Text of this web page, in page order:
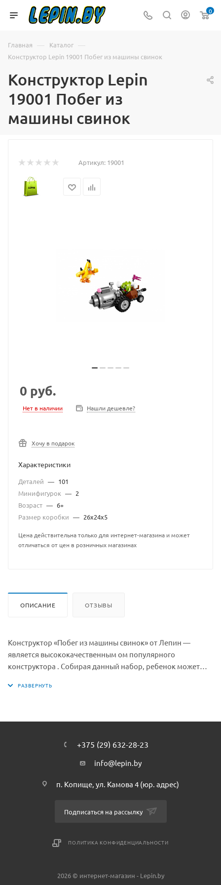
0
Главная — Каталог —
Конструктор Lepin 19001 Побег из машины свинок
Конструктор Lepin
19001 Побег из
машины свинок
Артикул: 19001
0 руб.
Нет в наличии Нашли дешевле?
Хочу в подарок
Характеристики
Деталей — 101
Минифигурок — 2
Возраст — 6+
Размер коробки — 26x24x5
Цена действительна только для интернет-магазина и может
отличаться от цен в розничных магазинах
ОПИСАНИЕ ОТЗЫВЫ
Конструктор «Побег из машины свинок» от Лепин —
является высококачественным ом популярного
конструктора . Собирая данный набор, ребенок может
погрузиться в мир серии Angry Birds. Создайте свою
+375 (29) 632-28-23
info@lepin.by
п. Копище, ул. Камова 4 (юр. адрес)
Подписаться на рассылку
ПОЛИТИКА КОНФИДЕНЦИАЛЬНОСТИ
2026 © интернет-магазин - Lepin.by